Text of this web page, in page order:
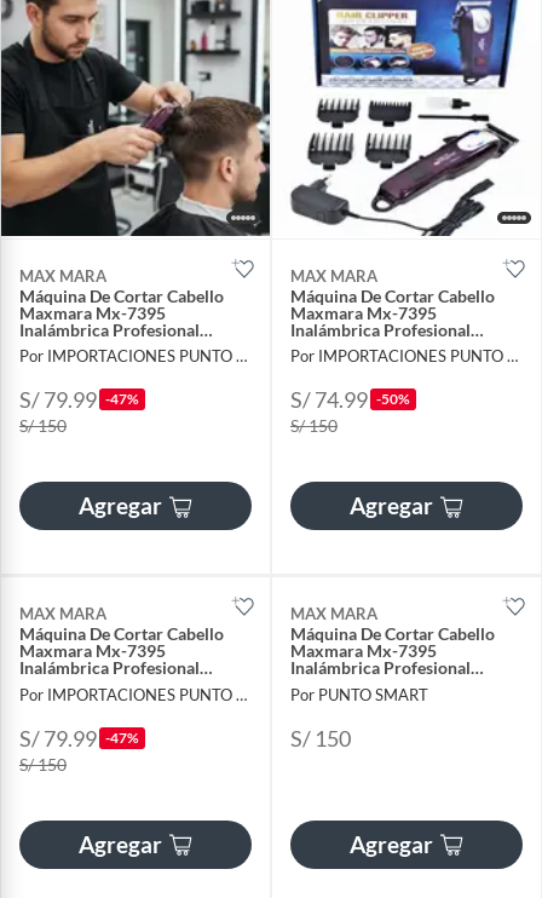
MAX MARA
Máquina De Cortar Cabello
Maxmara Mx-7395
Inalámbrica Profesional
Pantalla Lcd
Por IMPORTACIONES PUNTO SMART
S/ 79.99 -47%
S/ 150
Agregar
MAX MARA
Máquina De Cortar Cabello
Maxmara Mx-7395
Inalámbrica Profesional
Pantalla Lcd
Por IMPORTACIONES PUNTO SMART
S/ 74.99 -50%
S/ 150
Agregar
MAX MARA
Máquina De Cortar Cabello
Maxmara Mx-7395
Inalámbrica Profesional
Pantalla Lcd
Por IMPORTACIONES PUNTO SMART
S/ 79.99 -47%
S/ 150
Agregar
MAX MARA
Máquina De Cortar Cabello
Maxmara Mx-7395
Inalámbrica Profesional
Pantalla Lcd
Por PUNTO SMART
S/ 150
Agregar